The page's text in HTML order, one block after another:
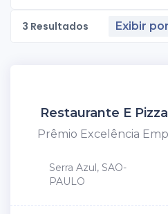
3 Resultados Exibir
Restaurante E
Prêmio Excelência
Serra Azul, SAO-
PAULO